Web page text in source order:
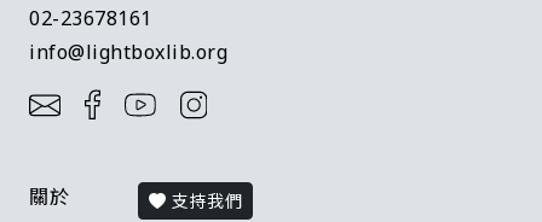
02-23678161
info@lightboxlib.org
關於 支持我們